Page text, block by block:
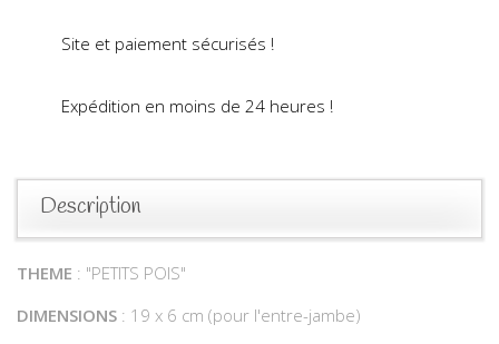
Site et paiement sécurisés !
Expédition en moins de 24 heures !
Description
THEME : "PETITS POIS"
DIMENSIONS : 19 x 6 cm (pour l'entre-jambe)